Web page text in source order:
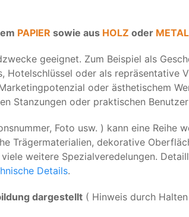
PAPIER sowie aus HOLZ oder
geeignet. Zum Beispiel als
Hotelschlüssel oder als repräsentative
oder ästhetischem
Stanzungen oder praktischen
Foto usw. ) kann eine Reihe
Trägermaterialien, dekorative
weitere Spezialveredelungen.
Details.
dargestellt ( Hinweis durch